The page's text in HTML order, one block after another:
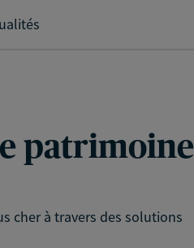
patrimoine
cher à travers des solutions